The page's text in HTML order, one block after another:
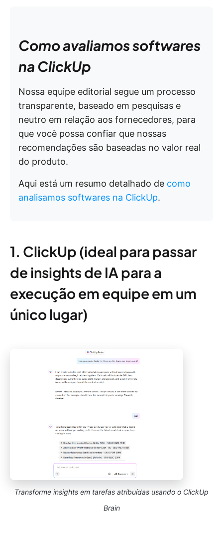
Como avaliamos softwares
na ClickUp
Nossa equipe editorial segue um processo
transparente, baseado em pesquisas e
neutro em relação aos fornecedores, para
que você possa confiar que nossas
recomendações são baseadas no valor real
do produto.
Aqui está um resumo detalhado de como
analisamos softwares na ClickUp.
1. ClickUp (ideal para passar
de insights de IA para a
execução em equipe em um
único lugar)
Transforme insights em tarefas atribuídas usando o ClickUp
Brain